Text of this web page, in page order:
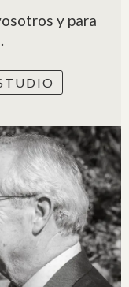
y para